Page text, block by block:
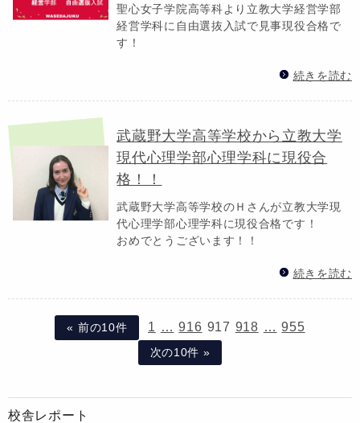
聖心女子学院高等科より立教大学経営学部
経営学科に自由選抜入試で見事現役合格で
す！
続きを読む
武蔵野大学高等学校から立教大学
現代心理学部心理学科に現役合
格！！
武蔵野大学高等学校のＨさんが立教大学現
代心理学部心理学科に現役合格です！
おめでとうございます！！
続きを読む
« 前の10件 1 … 916 917 918 … 955
次の10件 »
校舎レポート